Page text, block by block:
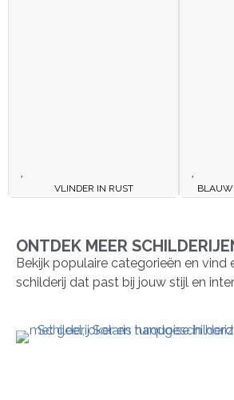
VLINDER IN RUST
ONTDEK MEER
Bekijk populaire categorieën en vind
schilderij dat past bij jouw stijl en